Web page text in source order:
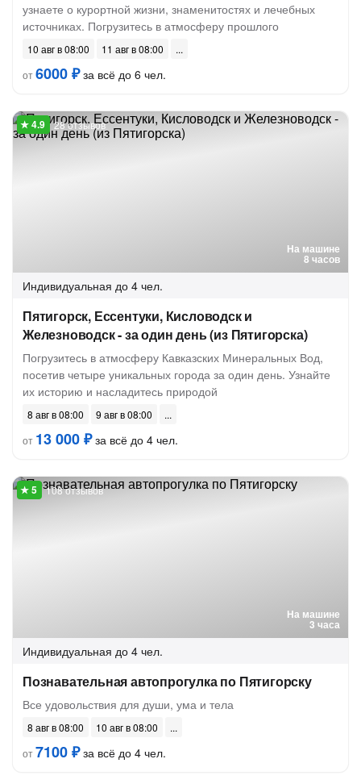
узнаете о курортной жизни, знаменитостях и лечебных
источниках. Погрузитесь в атмосферу прошлого
10 авг в 08:00
11 авг в 08:00
от6000 ₽за всё до 6 чел.
На машине
8 часов
28 отзывов
Индивидуальная до 4 чел.
Пятигорск, Ессентуки, Кисловодск и
Железноводск - за один день (из Пятигорска)
Погрузитесь в атмосферу Кавказских Минеральных Вод,
посетив четыре уникальных города за один день. Узнайте
их историю и насладитесь природой
8 авг в 08:00
9 авг в 08:00
от 13 000 ₽за всё до 4 чел.
На машине
3 часа
108 отзывов
Индивидуальная до 4 чел.
Познавательная автопрогулка по Пятигорску
Все удовольствия для души, ума и тела
8 авг в 08:00
10 авг в 08:00
от7100 ₽за всё до 4 чел.